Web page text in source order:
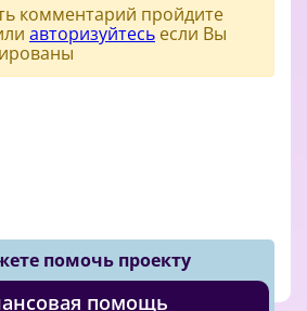
комментарий пройдите
авторизуйтесь если Вы
помочь проекту
помощь